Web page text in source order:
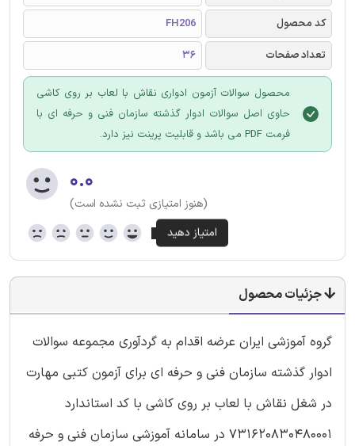
کد محصول
FH206
تعداد صفحات
36
محصول سوالات آزمون ادواری نقاش با لعاب بر روی کاشی
حاوی اصل سوالات ادوار گذشته سازمان فنی و حرفه ای با
فرمت PDF می باشد و قابلیت پرینت نیز دارد.
۰.۰
(هنوز امتیازی ثبت نشده است)
جزئیات محصول
گروه آموزشی ایران عرضه اقدام به گردآوری مجموعه سوالات
ادوار گذشته سازمان فنی و حرفه ای برای آزمون کتبی مهارت
در شغل نقاش با لعاب بر روی کاشی با کد استاندارد
731620830480001 در سامانه آموزشی سازمان فنی و حرفه